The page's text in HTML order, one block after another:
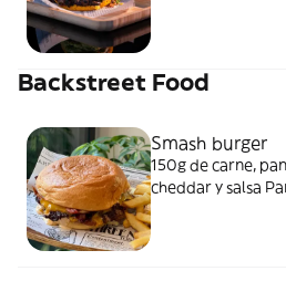
Backstreet Food
Smash burger
150g de carne,
cheddar y salsa
brioche bread,